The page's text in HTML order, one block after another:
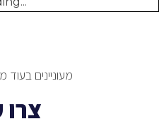
מעוניינים